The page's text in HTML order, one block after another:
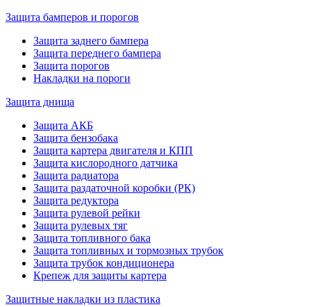
Защита бамперов и порогов
Защита заднего бампера
Защита переднего бампера
Защита порогов
Накладки на пороги
Защита днища
Защита АКБ
Защита бензобака
Защита картера двигателя и КПП
Защита кислородного датчика
Защита радиатора
Защита раздаточной коробки (РК)
Защита редуктора
Защита рулевой рейки
Защита рулевых тяг
Защита топливного бака
Защита топливных и тормозных трубок
Защита трубок кондиционера
Крепеж для защиты картера
Защитные накладки из пластика